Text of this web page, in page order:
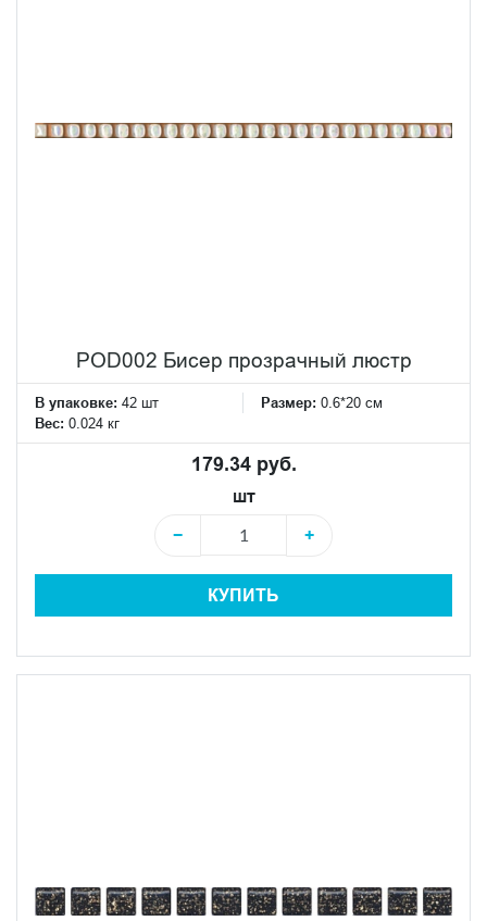
POD002 Бисер прозрачный люстр
В упаковке: 42 шт Размер: 0.6*20 см
Вес: 0.024 кг
179.34 руб.
шт
−
+
КУПИТЬ